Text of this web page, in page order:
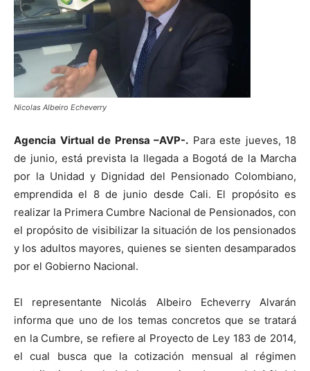
Nicolas Albeiro Echeverry
Agencia Virtual de Prensa –AVP-. Para este jueves, 18
de junio, está prevista la llegada a Bogotá de la Marcha
por la Unidad y Dignidad del Pensionado Colombiano,
emprendida el 8 de junio desde Cali. El propósito es
realizar la Primera Cumbre Nacional de Pensionados, con
el propósito de visibilizar la situación de los pensionados
y los adultos mayores, quienes se sienten desamparados
por el Gobierno Nacional.
El representante Nicolás Albeiro Echeverry Alvarán
informa que uno de los temas concretos que se tratará
en la Cumbre, se refiere al Proyecto de Ley 183 de 2014,
el cual busca que la cotización mensual al régimen